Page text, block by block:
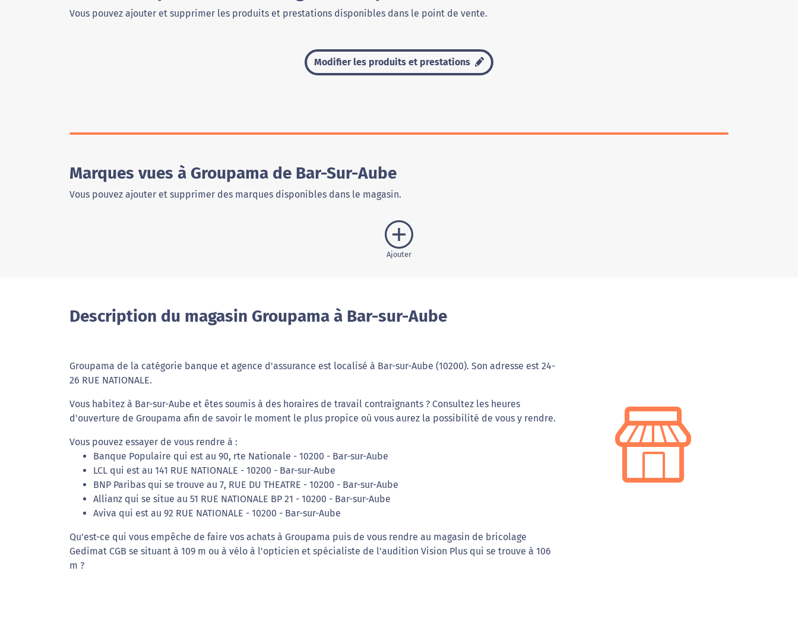
Vous pouvez ajouter et supprimer les produits et prestations disponibles dans le point de vente.
Modifier les produits et prestations
Marques vues à Groupama de Bar-Sur-Aube
Vous pouvez ajouter et supprimer des marques disponibles dans le magasin.
Ajouter
Description du magasin Groupama à Bar-sur-Aube
Groupama de la catégorie banque et agence d'assurance est localisé à Bar-sur-Aube (10200). Son adresse est 24-
26 RUE NATIONALE.
Vous habitez à Bar-sur-Aube et êtes soumis à des horaires de travail contraignants ? Consultez les heures
d'ouverture de Groupama afin de savoir le moment le plus propice où vous aurez la possibilité de vous y rendre.
Vous pouvez essayer de vous rendre à :
Banque Populaire qui est au 90, rte Nationale - 10200 - Bar-sur-Aube
LCL qui est au 141 RUE NATIONALE - 10200 - Bar-sur-Aube
BNP Paribas qui se trouve au 7, RUE DU THEATRE - 10200 - Bar-sur-Aube
Allianz qui se situe au 51 RUE NATIONALE BP 21 - 10200 - Bar-sur-Aube
Aviva qui est au 92 RUE NATIONALE - 10200 - Bar-sur-Aube
Qu'est-ce qui vous empêche de faire vos achats à Groupama puis de vous rendre au magasin de bricolage
Gedimat CGB se situant à 109 m ou à vélo à l'opticien et spécialiste de l'audition Vision Plus qui se trouve à 106
m ?